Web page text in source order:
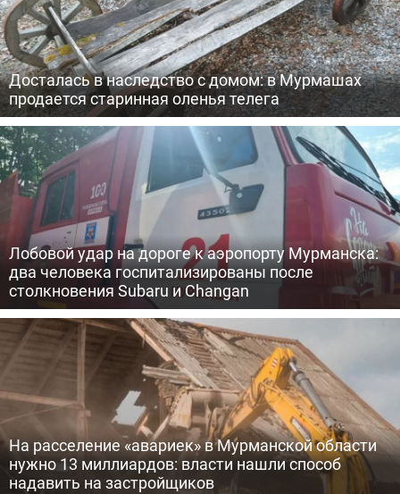
Досталась в наследство с домом: в Мурмашах
продается старинная оленья телега
Лобовой удар на дороге к аэропорту Мурманска:
два человека госпитализированы после
столкновения Subaru и Changan
На расселение «авариек» в Мурманской области
нужно 13 миллиардов: власти нашли способ
надавить на застройщиков